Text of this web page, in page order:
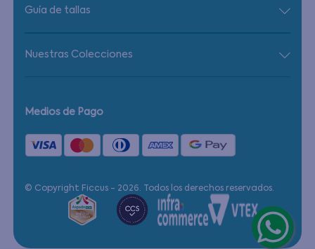
Guía de tallas
Nuestras Colecciones
Medios de Pago
© Copyright Ficcus - 2026. Todos los derechos reservados.